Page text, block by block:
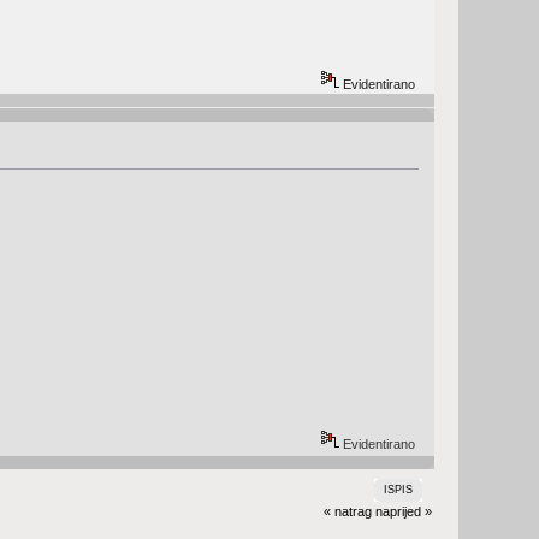
Evidentirano
Evidentirano
ISPIS
« natrag naprijed »